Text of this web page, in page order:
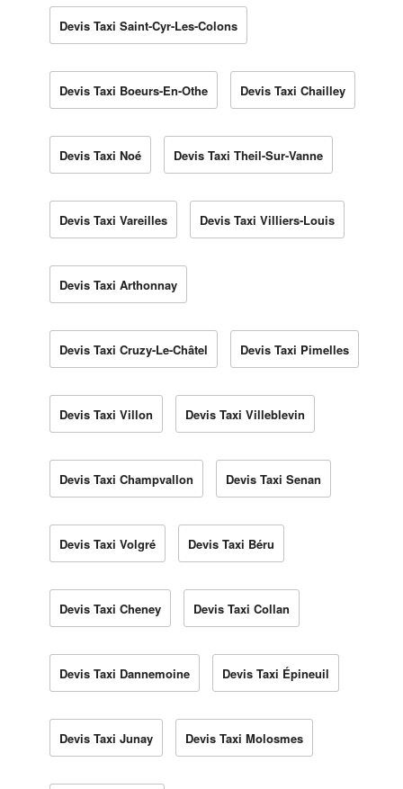
Devis Taxi Saint-Cyr-Les-Colons
Devis Taxi Boeurs-En-Othe Devis Taxi Chailley
Devis Taxi Noé Devis Taxi Theil-Sur-Vanne
Devis Taxi Vareilles Devis Taxi Villiers-Louis
Devis Taxi Arthonnay
Devis Taxi Cruzy-Le-Châtel Devis Taxi Pimelles
Devis Taxi Villon Devis Taxi Villeblevin
Devis Taxi Champvallon Devis Taxi Senan
Devis Taxi Volgré Devis Taxi Béru
Devis Taxi Cheney Devis Taxi Collan
Devis Taxi Dannemoine Devis Taxi Épineuil
Devis Taxi Junay Devis Taxi Molosmes